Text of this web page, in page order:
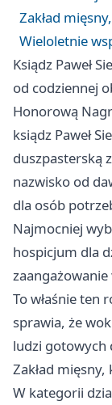
Zakład
Wieloletnie
Ksiądz Paweł
od codziennej
Honorową
ksiądz Paweł
duszpasterską
nazwisko od
dla osób
Najmocniej
hospicjum dla
To właśnie ten
sprawia, że
ludzi gotowych
Zakład
W kategorii